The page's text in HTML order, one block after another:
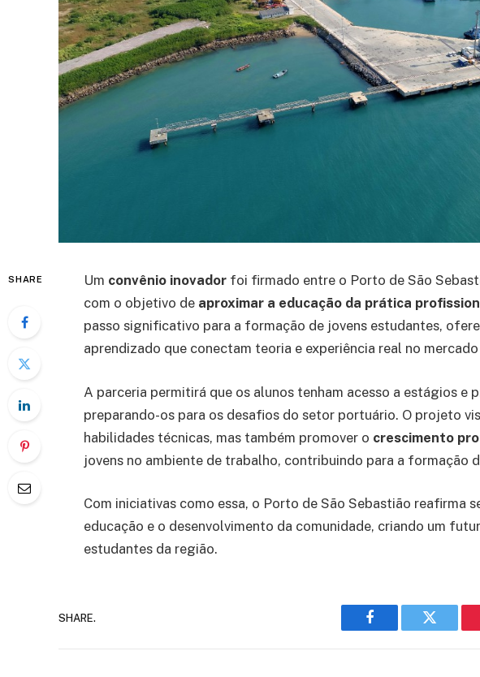
SHARE Um convênio inovador foi firmado entre o Porto de São
com o objetivo de aproximar a educação da prática
passo significativo para a formação de jovens estudantes,
aprendizado que conectam teoria e experiência real no
A parceria permitirá que os alunos tenham acesso a estágios e
preparando-os para os desafios do setor portuário. O projeto
habilidades técnicas, mas também promover o crescimento
jovens no ambiente de trabalho, contribuindo para a formação
Com iniciativas como essa, o Porto de São Sebastião reafirma
educação e o desenvolvimento da comunidade, criando um
estudantes da região.
SHARE.
Facebook Twitter